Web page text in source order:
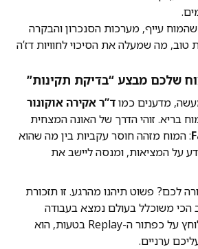
עייף, מערכות הסנכרון והבקרה
טוב, מה שמעלה את הסיכוי לחוויות דז’ה
שלכם מבצע “בדיקת תקינות”
מדענים כמוד”ר אקירה אוקונור
בריא. זוהי הדרך של האונה המצחית
: המוח מזהה חוסר עקביות בין מה שהוא
על המציאות, ומנסה ליישב את
לכם? פשוט תיהנו מהרגע. זו תזכורת
משוכלל בעולם נמצא בעבודה
מתמדת, וגם אם הוא לוחץ על כפתור ה-Replay בטעות, הוא
ערניים.